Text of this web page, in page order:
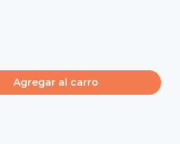
Agregar al carro